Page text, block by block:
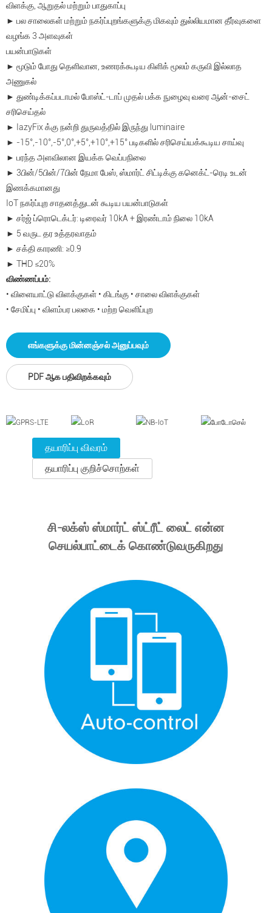
விளக்கு, ஆறுதல் மற்றும் பாதுகாப்பு
► பல சாலைகள் மற்றும் நகர்ப்புறங்களுக்கு மிகவும் துல்லியமான தீர்வுகளை
வழங்க 3 அளவுகள்
பயன்பாடுகள்
► மூடும் போது தெளிவான, உணரக்கூடிய கிளிக் மூலம் கருவி இல்லாத
அணுகல்
► துண்டிக்கப்படாமல் போஸ்ட்-டாப் முதல் பக்க நுழைவு வரை ஆன்-சைட்
சரிசெய்தல்
► IazyFix க்கு நன்றி துருவத்தில் இருந்து luminaire
► -15°,-10°,-5°,0°,+5°,+10°,+15° படிகளில் சரிசெய்யக்கூடிய சாய்வு
► பரந்த அளவிலான இயக்க வெப்பநிலை
► 3பின்/5பின்/7பின் நேமா பேஸ், ஸ்மார்ட் சிட்டிக்கு கனெக்ட்-ரெடி உடன்
இணக்கமானது
IoT நகர்ப்புற சாதனத்துடன் கூடிய பயன்பாடுகள்
► சர்ஜ் ப்ரொடெக்டர்: டிரைவர் 10kA + இரண்டாம் நிலை 10kA
► 5 வருட தர உத்தரவாதம்
► சக்தி காரணி: ≥0.9
► THD ≤20%
விண்ணப்பம்:
• விளையாட்டு விளக்குகள் • கிடங்கு • சாலை விளக்குகள்
• சேமிப்பு • விளம்பர பலகை • மற்ற வெளிப்புற
எங்களுக்கு மின்னஞ்சல் அனுப்பவும்
PDF ஆக பதிவிறக்கவும்
தயாரிப்பு விவரம்
தயாரிப்பு குறிச்சொற்கள்
சி-லக்ஸ் ஸ்மார்ட் ஸ்ட்ரீட் லைட் என்ன
செயல்பாட்டைக் கொண்டுவருகிறது